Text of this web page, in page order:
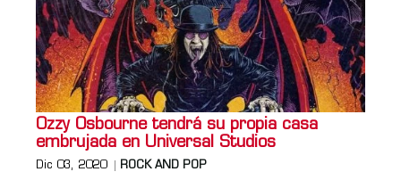
Ozzy Osbourne tendrá su propia casa
embrujada en Universal Studios
Dic 03, 2020 ROCK AND POP